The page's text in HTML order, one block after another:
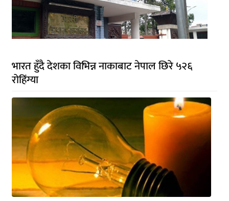
भारत हुँदै देशका विभिन्न नाकाबाट नेपाल छिरे ५२६
रोहिंग्या